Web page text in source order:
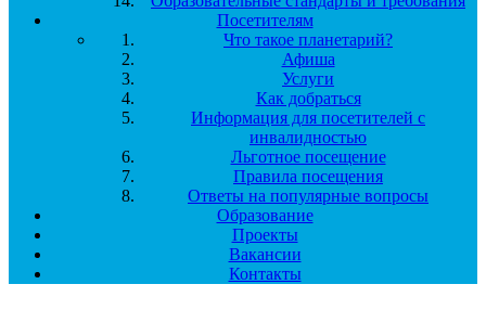
Посетителям
Что такое планетарий?
Афиша
Услуги
Как добраться
Информация для посетителей с
инвалидностью
Льготное посещение
Правила посещения
Ответы на популярные вопросы
Образование
Проекты
Вакансии
Контакты